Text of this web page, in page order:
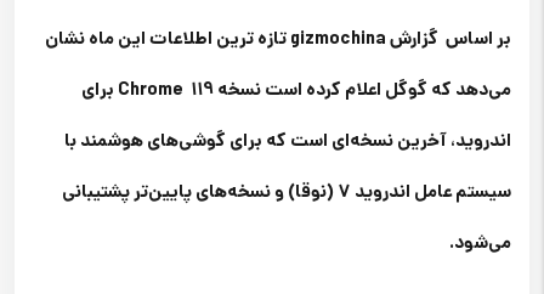
بر اساس گزارشgizmochinaتازه‌ ترین اطلاعات این ماه نشان
می‌دهد که گوگل اعلام کرده است نسخه 119 Chrome برای
اندروید، آخرین نسخه‌ای است که برای گوشی‌های هوشمند با
سیستم عامل اندروید 7 (نوقا) و نسخه‌های پایین‌تر پشتیبانی
می‌شود.